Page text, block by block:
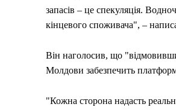
запасів – це спекуляція.
кінцевого споживача", –
Він наголосив, що
Молдови забезпечить
"Кожна сторона надасть